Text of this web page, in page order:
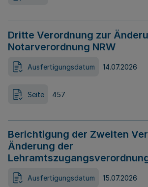
Dritte Verordnung zur
Notarverordnung NRW
Ausfertigungsdatum 14.07.2026
Seite 457
Berichtigung der Zweiten
Änderung der
Ausfertigungsdatum 15.07.2026